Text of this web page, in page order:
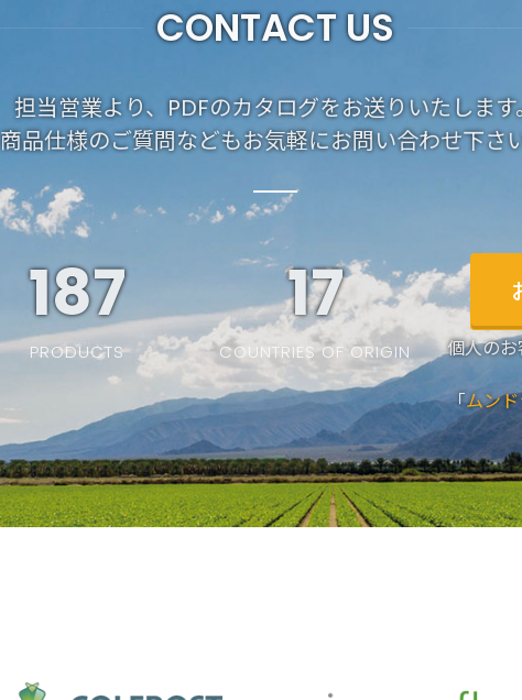
CONTACT US
担当営業より、PDFのカタログをお送りいたします
商品仕様のご質問などもお気軽にお問い合わせ下さ
187
PRODUCTS
19
COUNTRIES OF ORIGIN 個人の
「ムン